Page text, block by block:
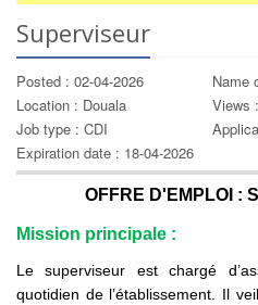
Superviseur
Posted : 02-04-2026
Name
Location : Douala
Views
Job type : CDI
Expiration date : 18-04-2026
OFFRE D'EMPLOI :
Mission principale :
Le superviseur est chargé
quotidien de l’établissement. Il